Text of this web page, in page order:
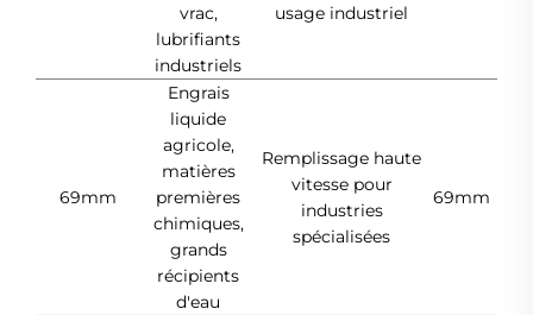
vrac,
lubrifiants
industriels
usage industriel
69mm
Engrais
liquide
agricole,
matières
premières
chimiques,
grands
récipients
d'eau
Remplissage haute
vitesse pour
industries
spécialisées
69mm